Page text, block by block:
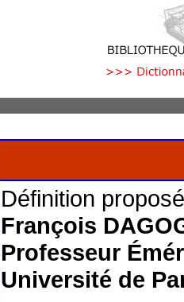
Définition
François
Professeur
Université de